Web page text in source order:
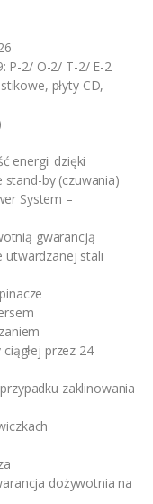
P-2/ O-2/ T-2/ E-2
płyty CD,
energii dzięki
by (czuwania)
System –
gwarancją
utwardzanej stali
przez 24
zaklinowania
dożywotnia na